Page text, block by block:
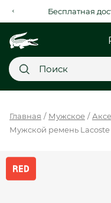
Бесплатная
НОВИНКИ
SALE
Главная Мужское
Мужской ремень Lacoste